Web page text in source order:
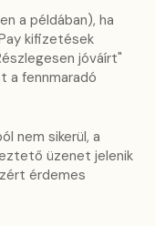
a példában), ha
kifizetések
jóváírt"
fennmaradó
nem sikerül, a
üzenet jelenik
érdemes